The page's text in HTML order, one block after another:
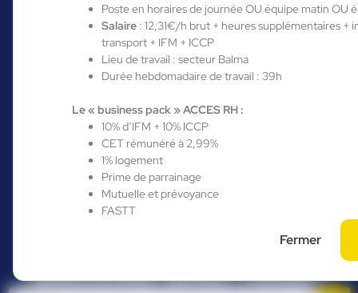
Poste en horaires de journée OU équipe matin OU
Salaire : 12,31€/h brut + heures supplémentaires +
transport + IFM + ICCP
Lieu de travail : secteur Balma
Durée hebdomadaire de travail : 39h
Le « business pack » ACCES RH :
10% d’IFM + 10% ICCP
CET rémunéré à 2,99%
1% logement
Prime de parrainage
Mutuelle et prévoyance
FASTT
Fermer
Vous êtes déjà
candidat de notre
agence, accédez à
votre espace
personnalisé et
discutez avec nous !